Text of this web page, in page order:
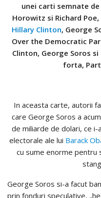
unei carti semnate
Horowitz si Richard
Hillary Clinton, George
Over the Democratic
Clinton, George Soros
forta,
In aceasta carte, autorii
care George Soros a
de miliarde de dolari, ce
electorale ale lui Barack
cu sume enorme pentru
George Soros si-a facut
prin fonduri speculative,